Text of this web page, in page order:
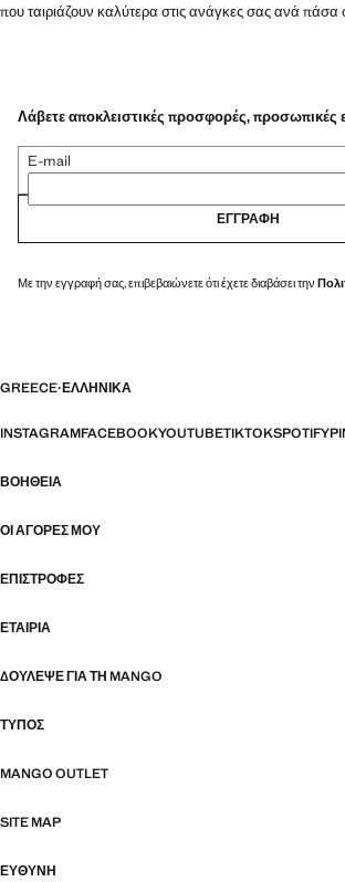
που ταιριάζουν καλύτερα στις ανάγκες σας ανά πάσα
Λάβετε αποκλειστικές προσφορές, προσωπικές
E-mail
ΕΓΓΡΑΦΉ
Με την εγγραφή σας, επιβεβαιώνετε ότι έχετε διαβάσει την
GREECE·ΕΛΛΗΝΙΚΆ
INSTAGRAMFACEBOOKYOUTUBETIKTOKSPOTIFY
ΒΟΉΘΕΙΑ
ΟΙ ΑΓΟΡΈΣ ΜΟΥ
ΕΠΙΣΤΡΟΦΈΣ
ΕΤΑΙΡΊΑ
ΔΟΎΛΕΨΕ ΓΙΑ ΤΗ MANGO
ΤΎΠΟΣ
MANGO OUTLET
SITE MAP
ΕΥΘΥΝΗ